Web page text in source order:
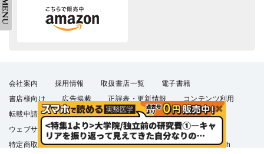
会社案内 採用情報 取扱書店一覧
電子書籍
書店様向け
広告掲載 正誤表・更新情報
コンテンツ利用
転載申請
プライバシーポリシー
羊土社会員規約
ウェブサイト利用規約
羊土社のSNS・メールマガジン
特定商取引法に基づく表示
FAQ お問い合わせ English